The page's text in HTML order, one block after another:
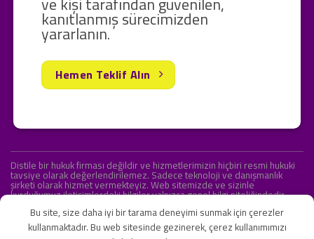
kanıtlanmış sürecimizden
yararlanın.
Hemen Teklif Alın
Distile bir hukuk firması değildir ve hizmetlerimizin hiçbiri resmi hukuki
tavsiye olarak değerlendirilemez. Sadece teknoloji ve danışmanlık
şirketi olarak hizmet vermekteyiz. Web sitemizde ve sizinle
kurduğumuz iletişimlerdeki bilgiler yalnızca genel bilgi niteliğindedir.
Bu site, size daha iyi bir tarama deneyimi sunmak için çerezler
kullanmaktadır. Bu web sitesinde gezinerek, çerez kullanımımızı